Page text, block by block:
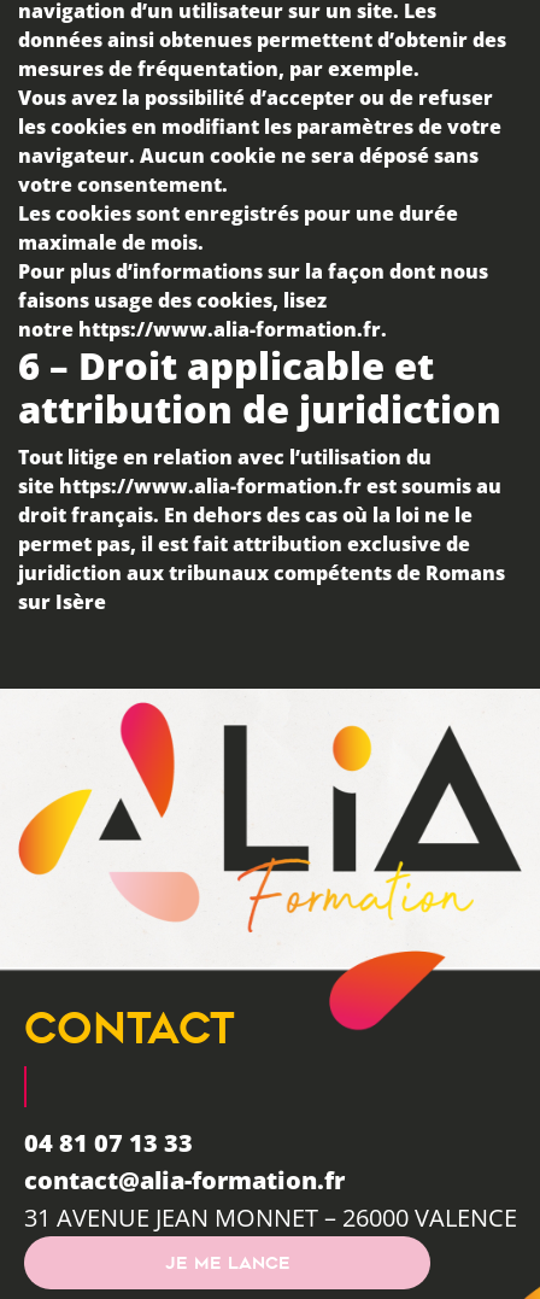
navigation d’un utilisateur sur un site. Les
données ainsi obtenues permettent d’obtenir des
mesures de fréquentation, par exemple.
Vous avez la possibilitéd’accepter ou de refuser
les cookiesen modifiant les paramètres de votre
navigateur. Aucun cookie ne sera déposé sans
votre consentement.
Les cookies sont enregistrés pour une durée
maximale de mois.
Pour plus d’informations sur la façon dont nous
faisons usage des cookies, lisez
notre https://www.alia-formation.fr.
6 – Droit applicable et
attribution de juridiction
Tout litige en relation avec l’utilisation du
site https://www.alia-formation.frest soumis au
droit français. En dehors des cas où la loi ne le
permet pas, il est fait attribution exclusive de
juridiction aux tribunaux compétents de Romans
sur Isère
CONTACT
04 81 07 13 33
contact@alia-formation.fr
31 AVENUE JEAN MONNET – 26000 VALENCE
JE ME LANCE